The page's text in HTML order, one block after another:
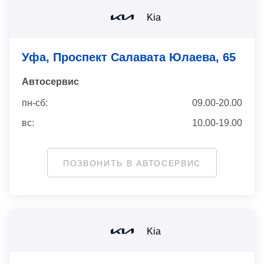
Kia
Уфа, Проспект Салавата Юлаева, 65
Автосервис
пн-сб:
09.00-20.00
вс:
10.00-19.00
ПОЗВОНИТЬ В АВТОСЕРВИС
Kia